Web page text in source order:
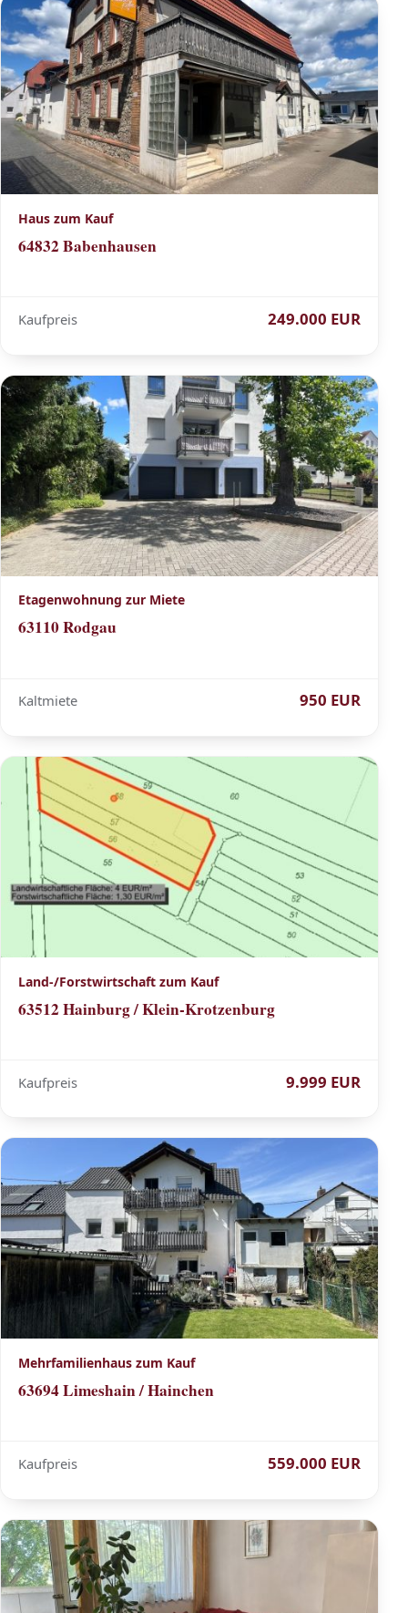
Haus zum Kauf
64832 Babenhausen
Kaufpreis 249.000 EUR
Etagenwohnung zur Miete
63110 Rodgau
Kaltmiete 950 EUR
Land-/Forstwirtschaft zum Kauf
63512 Hainburg / Klein-Krotzenburg
Kaufpreis 9.999 EUR
Mehrfamilienhaus zum Kauf
63694 Limeshain / Hainchen
Kaufpreis 559.000 EUR